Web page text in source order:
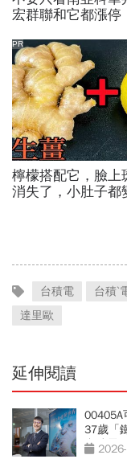
宏群聯和它都漲停
說時間就在今天，
嗎
檸檬搭配它，臉上
消失了，小肚子都
PR
台積電 台積ˋ
達里歐
延伸閱讀
00405A
37歲「
台積電